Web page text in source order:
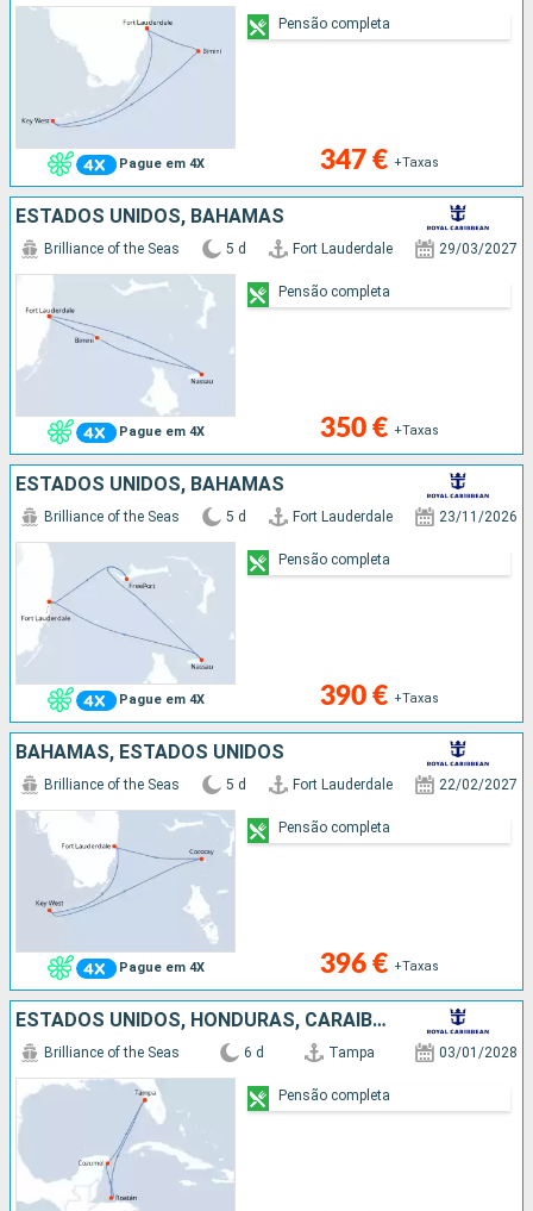
Pague em 4X 347 € +Taxas
Pensão completa
ESTADOS UNIDOS, BAHAMAS
Pague em 4X
Brilliance of the Seas 5 d Fort Lauderdale 29/03/2027
350 € +Taxas
Pensão completa
ESTADOS UNIDOS, BAHAMAS
Pague em 4X
Brilliance of the Seas 5 d Fort Lauderdale 23/11/2026
390 € +Taxas
Pensão completa
BAHAMAS, ESTADOS UNIDOS
Pague em 4X
Brilliance of the Seas 5 d Fort Lauderdale 22/02/2027
396 € +Taxas
Pensão completa
ESTADOS UNIDOS, HONDURAS, CARAIBAS - MEXICO
Brilliance of the Seas 6 d Tampa 03/01/2028
Pensão completa